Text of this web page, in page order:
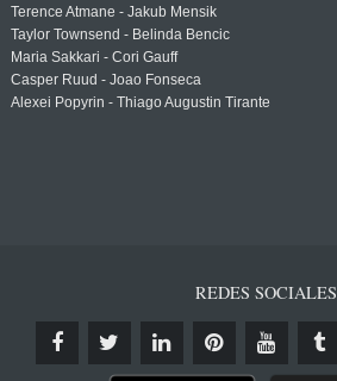
Terence Atmane - Jakub Mensik
Taylor Townsend - Belinda Bencic
Maria Sakkari - Cori Gauff
Casper Ruud - Joao Fonseca
Alexei Popyrin - Thiago Augustin Tirante
REDES SOCIALES